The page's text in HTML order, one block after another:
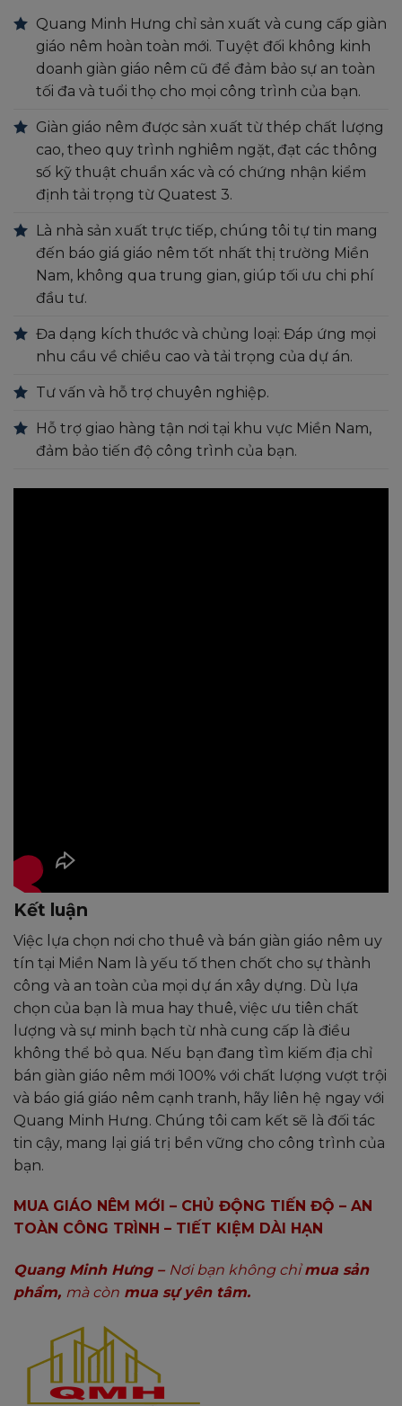
Quang Minh Hưng chỉ sản xuất và cung cấp giàn
giáo nêm hoàn toàn mới. Tuyệt đối không kinh
doanh giàn giáo nêm cũ để đảm bảo sự an toàn
tối đa và tuổi thọ cho mọi công trình của bạn.
Giàn giáo nêm được sản xuất từ thép chất lượng
cao, theo quy trình nghiêm ngặt, đạt các thông
số kỹ thuật chuẩn xác và có chứng nhận kiểm
định tải trọng từ Quatest 3.
Là nhà sản xuất trực tiếp, chúng tôi tự tin mang
đến báo giá giáo nêm tốt nhất thị trường Miền
Nam, không qua trung gian, giúp tối ưu chi phí
đầu tư.
Đa dạng kích thước và chủng loại: Đáp ứng mọi
nhu cầu về chiều cao và tải trọng của dự án.
Tư vấn và hỗ trợ chuyên nghiệp.
Hỗ trợ giao hàng tận nơi tại khu vực Miền Nam,
đảm bảo tiến độ công trình của bạn.
Kết luận
Việc lựa chọn nơi cho thuê và bán giàn giáo nêm uy
tín tại Miền Nam là yếu tố then chốt cho sự thành
công và an toàn của mọi dự án xây dựng. Dù lựa
chọn của bạn là mua hay thuê, việc ưu tiên chất
lượng và sự minh bạch từ nhà cung cấp là điều
không thể bỏ qua. Nếu bạn đang tìm kiếm địa chỉ
bán giàn giáo nêm mới 100% với chất lượng vượt trội
và báo giá giáo nêm cạnh tranh, hãy liên hệ ngay với
Quang Minh Hưng. Chúng tôi cam kết sẽ là đối tác
tin cậy, mang lại giá trị bền vững cho công trình của
bạn.
MUA GIÁO NÊM MỚI – CHỦ ĐỘNG TIẾN ĐỘ – AN
TOÀN CÔNG TRÌNH – TIẾT KIỆM DÀI HẠN
Quang Minh Hưng – Nơi bạn không chỉmua sản
phẩm, mà còn mua sự yên tâm.